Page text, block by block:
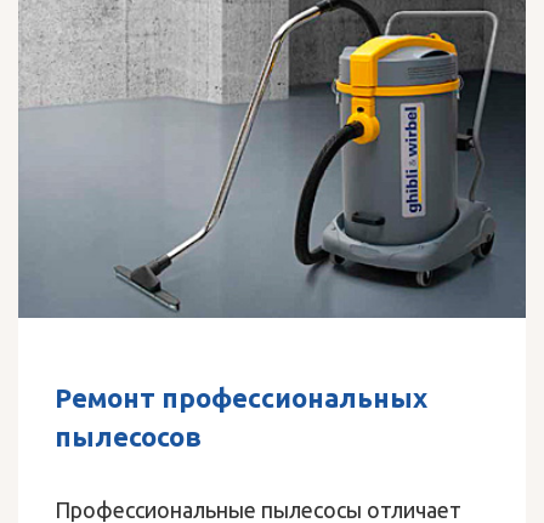
Ремонт профессиональных
пылесосов
Профессиональные пылесосы отличает